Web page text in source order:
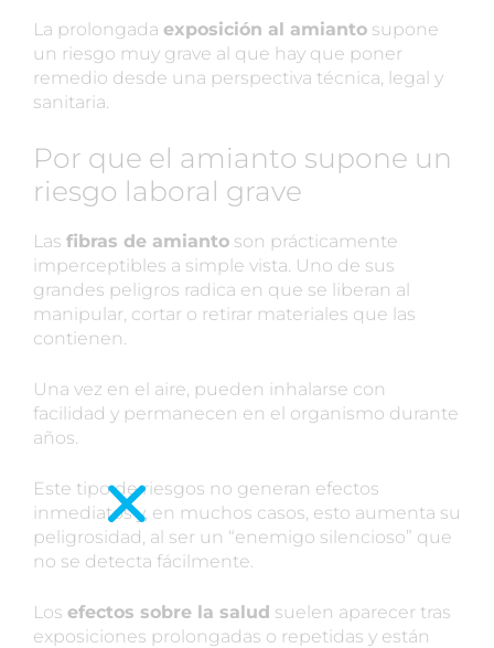
La prolongada exposición al amianto supone
un riesgo muy grave al que hay que poner
remedio desde una perspectiva técnica, legal y
sanitaria.
Por que el amianto supone un
riesgo laboral grave
Las fibras de amianto son prácticamente
imperceptibles a simple vista. Uno de sus
grandes peligros radica en que se liberan al
manipular, cortar o retirar materiales que las
contienen.
Una vez en el aire, pueden inhalarse con
facilidad y permanecen en el organismo durante
años.
Este tipo de riesgos no generan efectos
inmediatos y, en muchos casos, esto aumenta su
peligrosidad, al ser un “enemigo silencioso” que
no se detecta fácilmente.
Los efectos sobre la salud suelen aparecer tras
exposiciones prolongadas o repetidas y están